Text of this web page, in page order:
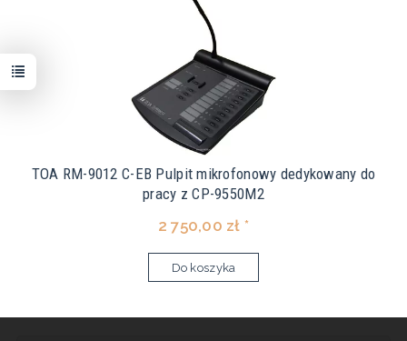
TOA RM-9012 C-EB Pulpit mikrofonowy dedykowany do
pracy z CP-9550M2
2 750,00 zł *
Do koszyka